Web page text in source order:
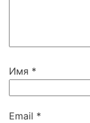
Имя *
Email *